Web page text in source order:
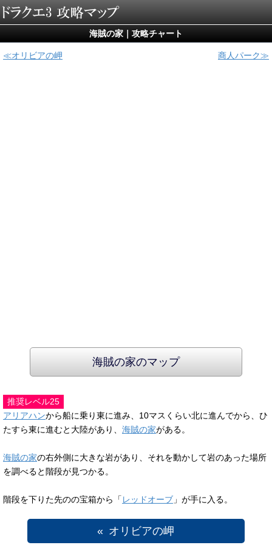
海賊の家｜攻略チャート
オリビアの岬 商人パーク
海賊の家のマップ
推奨レベル25
アリアハンから船に乗り東に進み、10マスくらい北に進んでから、ひ
たすら東に進むと大陸があり、 海賊の家がある。
海賊の家の右外側に大きな岩があり、それを動かして岩のあった場所
を調べると階段が見つかる。
階段を下りた先のの宝箱から「 レッドオーブ 」が手に入る。
オリビアの岬